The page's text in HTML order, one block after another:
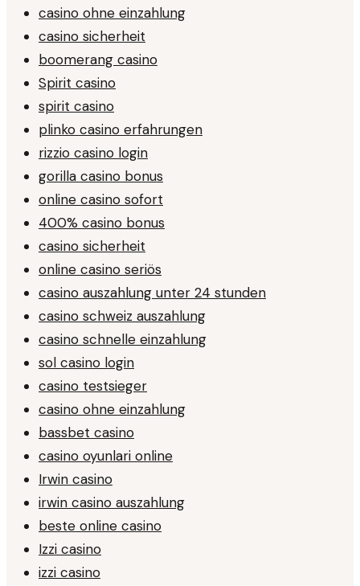
casino ohne einzahlung
casino sicherheit
boomerang casino
Spirit casino
spirit casino
plinko casino erfahrungen
rizzio casino login
gorilla casino bonus
online casino sofort
400% casino bonus
casino sicherheit
online casino seriös
casino auszahlung unter 24 stunden
casino schweiz auszahlung
casino schnelle einzahlung
sol casino login
casino testsieger
casino ohne einzahlung
bassbet casino
casino oyunlari online
Irwin casino
irwin casino auszahlung
beste online casino
Izzi casino
izzi casino